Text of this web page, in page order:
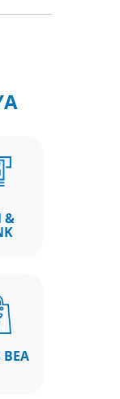
&
BEA